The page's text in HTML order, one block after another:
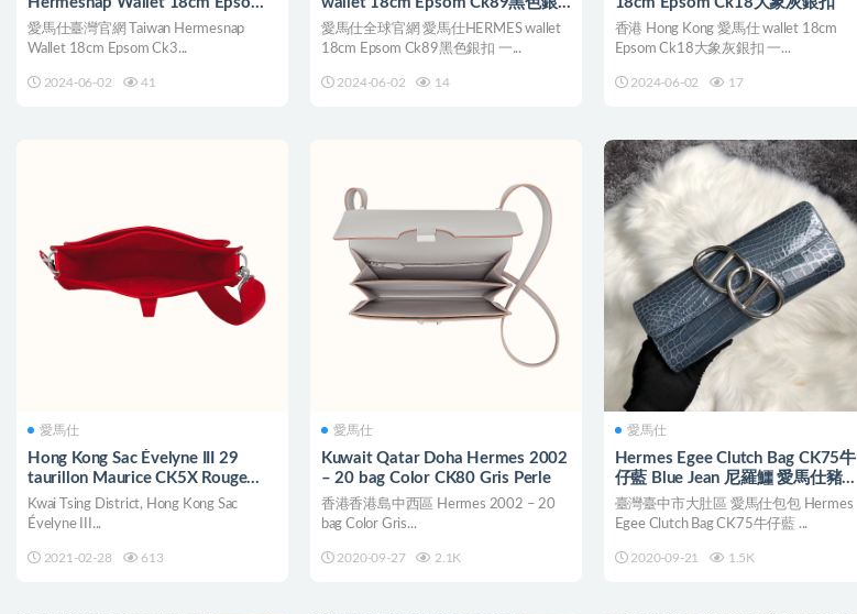
Ck37金棕色銀扣
愛馬仕臺灣官網 Taiwan Hermesnap
Wallet 18cm Epsom Ck3...
2024-06-02 41
扣
愛馬仕全球官網 愛馬仕HERMES wallet
18cm Epsom Ck89黑色銀扣 一...
2024-06-02 14
香港 Hong Kong 愛馬仕 wallet 18cm
Epsom Ck18大象灰銀扣 一...
2024-06-02 17
愛馬仕
Hong Kong Sac Évelyne III 29
taurillon Maurice CK5X Rouge
Piment
Kwai Tsing District, Hong Kong Sac
Évelyne III...
2021-02-28 613
愛馬仕
Kuwait Qatar Doha Hermes 2002
– 20 bag Color CK80 Gris Perle
香港香港島中西區 Hermes 2002 – 20
bag Color Gris...
2020-09-27 2.1K
愛馬仕
Hermes Egee Clutch Bag CK75牛
仔藍 Blue Jean 尼羅鱷 愛馬仕豬鼻
子手包
臺灣臺中市大肚區 愛馬仕包包 Hermes
Egee Clutch Bag CK75牛仔藍 ...
2020-09-21 1.5K